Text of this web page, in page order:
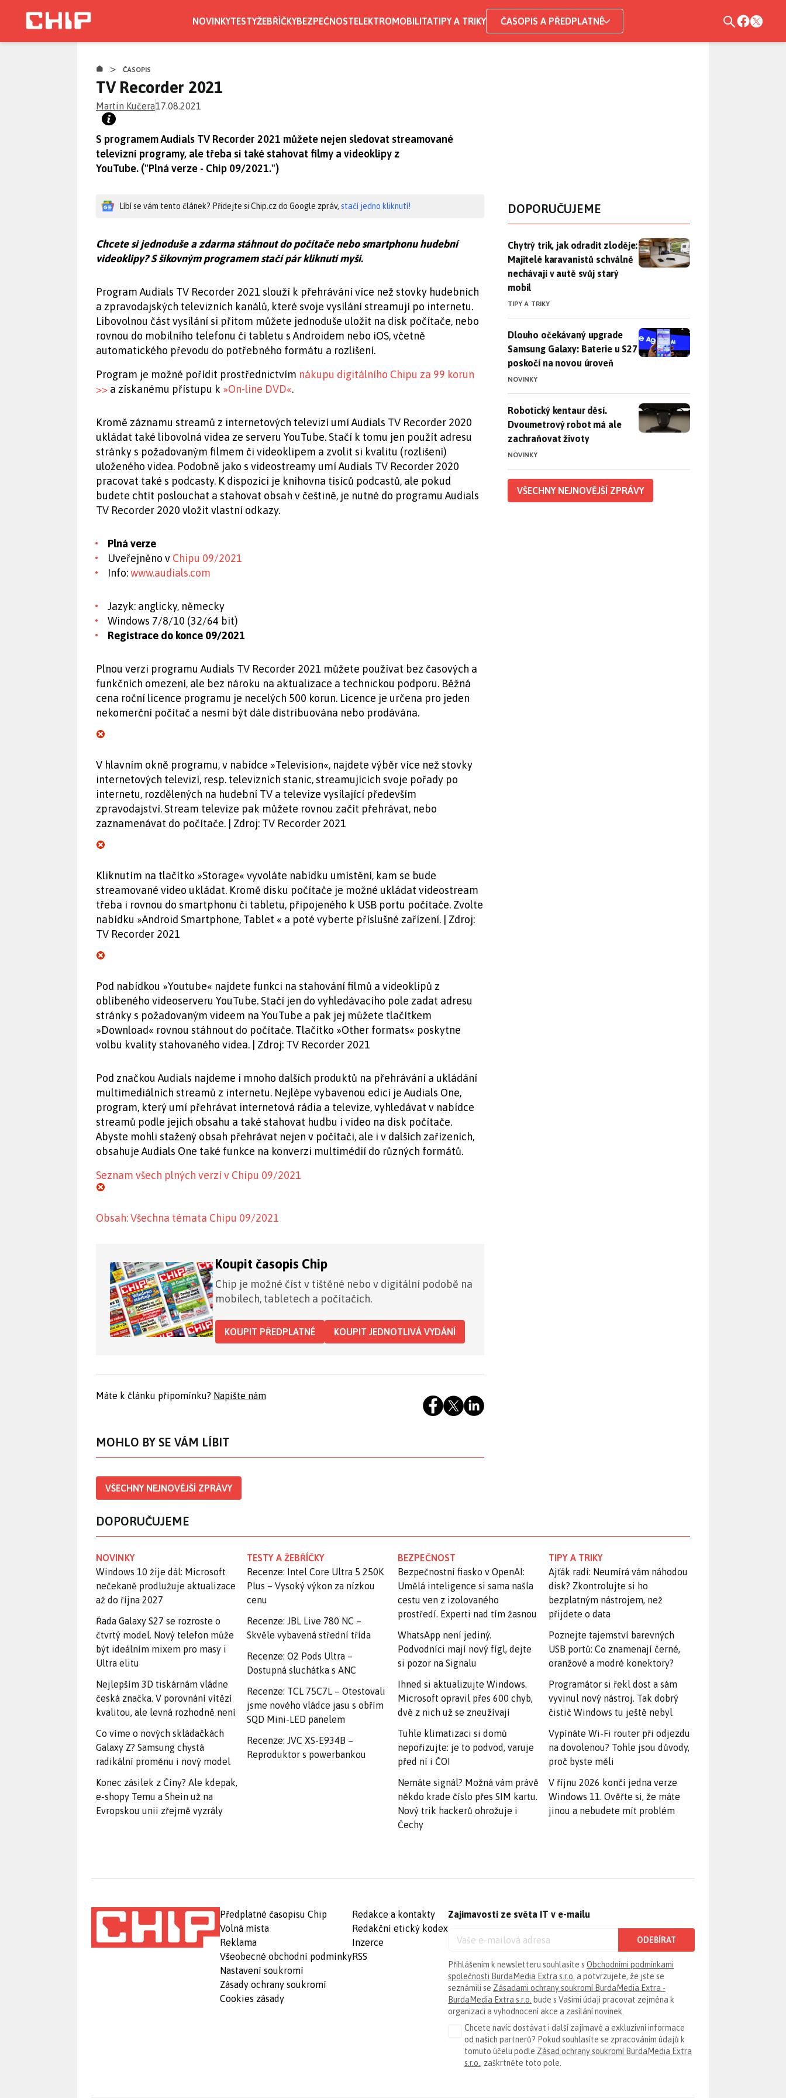
NOVINKYTESTYŽEBŘÍČKYBEZPEČNOSTELEKTROMOBILITATIPY A TRIKY ČASOPIS A PŘEDPLATNÉ
> ČASOPIS
TV Recorder 2021
Martin Kučera17.08.2021
S programem Audials TV Recorder 2021 můžete nejen sledovat streamované
televizní programy, ale třeba si také stahovat filmy a videoklipy z
YouTube. ("Plná verze - Chip 09/2021.")
Líbí se vám tento článek? Přidejte si Chip.cz do Google zpráv, stačí jedno kliknutí!
Chcete si jednoduše a zdarma stáhnout do počítače nebo smartphonu hudební
videoklipy? S šikovným programem stačí pár kliknutí myší.
Program Audials TV Recorder 2021 slouží k přehrávání více než stovky hudebních
a zpravodajských televizních kanálů, které svoje vysílání streamují po internetu.
Libovolnou část vysílání si přitom můžete jednoduše uložit na disk počítače, nebo
rovnou do mobilního telefonu či tabletu s Androidem nebo iOS, včetně
automatického převodu do potřebného formátu a rozlišení.
Program je možné pořídit prostřednictvím nákupu digitálního Chipu za 99 korun
>> a získanému přístupu k »On-line DVD«.
Kromě záznamu streamů z internetových televizí umí Audials TV Recorder 2020
ukládat také libovolná videa ze serveru YouTube. Stačí k tomu jen použít adresu
stránky s požadovaným filmem či videoklipem a zvolit si kvalitu (rozlišení)
uloženého videa. Podobně jako s videostreamy umí Audials TV Recorder 2020
pracovat také s podcasty. K dispozici je knihovna tisíců podcastů, ale pokud
budete chtít poslouchat a stahovat obsah v češtině, je nutné do programu Audials
TV Recorder 2020 vložit vlastní odkazy.
Plná verze
Uveřejněno v Chipu 09/2021
Info:www.audials.com
Jazyk: anglicky, německy
Windows 7/8/10 (32/64 bit)
Registrace do konce 09/2021
Plnou verzi programu Audials TV Recorder 2021 můžete používat bez časových a
funkčních omezení, ale bez nároku na aktualizace a technickou podporu. Běžná
cena roční licence programu je necelých 500 korun. Licence je určena pro jeden
nekomerční počítač a nesmí být dále distribuována nebo prodávána.
V hlavním okně programu, v nabídce »Television«, najdete výběr více než stovky
internetových televizí, resp. televizních stanic, streamujících svoje pořady po
internetu, rozdělených na hudební TV a televize vysílající především
zpravodajství. Stream televize pak můžete rovnou začít přehrávat, nebo
zaznamenávat do počítače. | Zdroj: TV Recorder 2021
Kliknutím na tlačítko »Storage« vyvoláte nabídku umístění, kam se bude
streamované video ukládat. Kromě disku počítače je možné ukládat videostream
třeba i rovnou do smartphonu či tabletu, připojeného k USB portu počítače. Zvolte
nabídku »Android Smartphone, Tablet « a poté vyberte příslušné zařízení. | Zdroj:
TV Recorder 2021
Pod nabídkou »Youtube« najdete funkci na stahování filmů a videoklipů z
oblíbeného videoserveru YouTube. Stačí jen do vyhledávacího pole zadat adresu
stránky s požadovaným videem na YouTube a pak jej můžete tlačítkem
»Download« rovnou stáhnout do počítače. Tlačítko »Other formats« poskytne
volbu kvality stahovaného videa. | Zdroj: TV Recorder 2021
Pod značkou Audials najdeme i mnoho dalších produktů na přehrávání a ukládání
multimediálních streamů z internetu. Nejlépe vybavenou edicí je Audials One,
program, který umí přehrávat internetová rádia a televize, vyhledávat v nabídce
streamů podle jejich obsahu a také stahovat hudbu i video na disk počítače.
Abyste mohli stažený obsah přehrávat nejen v počítači, ale i v dalších zařízeních,
obsahuje Audials One také funkce na konverzi multimédií do různých formátů.
Seznam všech plných verzí v Chipu 09/2021
Obsah: Všechna témata Chipu 09/2021
Koupit časopis Chip
Chip je možné číst v tištěné nebo v digitální podobě na
mobilech, tabletech a počítačích.
KOUPIT PŘEDPLATNÉ KOUPIT JEDNOTLIVÁ VYDÁNÍ
Máte k článku připomínku? Napište nám
MOHLO BY SE VÁM LÍBIT
VŠECHNY NEJNOVĚJŠÍ ZPRÁVY
DOPORUČUJEME
Chytrý trik, jak odradit zloděje: Majitelé karavanistů schválně
Chytrý trik, jak odradit zloděje:
Majitelé karavanistů schválně
nechávají v autě svůj starý
mobil
TIPY A TRIKY
Dlouho očekávaný upgrade Samsung Galaxy: Baterie u S27
Dlouho očekávaný upgrade
Samsung Galaxy: Baterie u S27
poskočí na novou úroveň
NOVINKY
Robotický kentaur děsí. Dvoumetrový robot má ale zachraňovat
Robotický kentaur děsí.
Dvoumetrový robot má ale
zachraňovat životy
NOVINKY
VŠECHNY NEJNOVĚJŠÍ ZPRÁVY
DOPORUČUJEME
NOVINKY
Windows 10 žije dál: Microsoft
nečekaně prodlužuje aktualizace
až do října 2027
Řada Galaxy S27 se rozroste o
čtvrtý model. Nový telefon může
být ideálním mixem pro masy i
Ultra elitu
Nejlepším 3D tiskárnám vládne
česká značka. V porovnání vítězí
kvalitou, ale levná rozhodně není
Co víme o nových skládačkách
Galaxy Z? Samsung chystá
radikální proměnu i nový model
Konec zásilek z Číny? Ale kdepak,
e-shopy Temu a Shein už na
Evropskou unii zřejmě vyzrály
TESTY A ŽEBŘÍČKY
Recenze: Intel Core Ultra 5 250K
Plus – Vysoký výkon za nízkou
cenu
Recenze: JBL Live 780 NC –
Skvěle vybavená střední třída
Recenze: O2 Pods Ultra –
Dostupná sluchátka s ANC
Recenze: TCL 75C7L – Otestovali
jsme nového vládce jasu s obřím
SQD Mini-LED panelem
Recenze: JVC XS-E934B –
Reproduktor s powerbankou
BEZPEČNOST
Bezpečnostní fiasko v OpenAI:
Umělá inteligence si sama našla
cestu ven z izolovaného
prostředí. Experti nad tím žasnou
WhatsApp není jediný.
Podvodníci mají nový fígl, dejte
si pozor na Signalu
Ihned si aktualizujte Windows.
Microsoft opravil přes 600 chyb,
dvě z nich už se zneužívají
Tuhle klimatizaci si domů
nepořizujte: je to podvod, varuje
před ní i ČOI
Nemáte signál? Možná vám právě
někdo krade číslo přes SIM kartu.
Nový trik hackerů ohrožuje i
Čechy
TIPY A TRIKY
Ajťák radí: Neumírá vám náhodou
disk? Zkontrolujte si ho
bezplatným nástrojem, než
přijdete o data
Poznejte tajemství barevných
USB portů: Co znamenají černé,
oranžové a modré konektory?
Programátor si řekl dost a sám
vyvinul nový nástroj. Tak dobrý
čistič Windows tu ještě nebyl
Vypínáte Wi-Fi router při odjezdu
na dovolenou? Tohle jsou důvody,
proč byste měli
V říjnu 2026 končí jedna verze
Windows 11. Ověřte si, že máte
jinou a nebudete mít problém
Předplatné časopisu Chip
Volná místa
Reklama
Všeobecné obchodní podmínky
Nastavení soukromí
Zásady ochrany soukromí
Cookies zásady
Redakce a kontakty
Redakční etický kodex
Inzerce
RSS
Zajímavosti ze světa IT v e-mailu
ODEBÍRAT
Přihlášením k newsletteru souhlasíte s Obchodními podmínkami
společnosti BurdaMedia Extra s.r.o. a potvrzujete, že jste se
seznámili se Zásadami ochrany soukromí BurdaMedia Extra -
BurdaMedia Extra s.r.o. bude s Vašimi údaji pracovat zejména k
organizaci a vyhodnocení akce a zasílání novinek.
Chcete navíc dostávat i další zajímavé a exkluzivní informace
od našich partnerů? Pokud souhlasíte se zpracováním údajů k
tomuto účelu podle Zásad ochrany soukromí BurdaMedia Extra
s.r.o. , zaškrtněte toto pole.